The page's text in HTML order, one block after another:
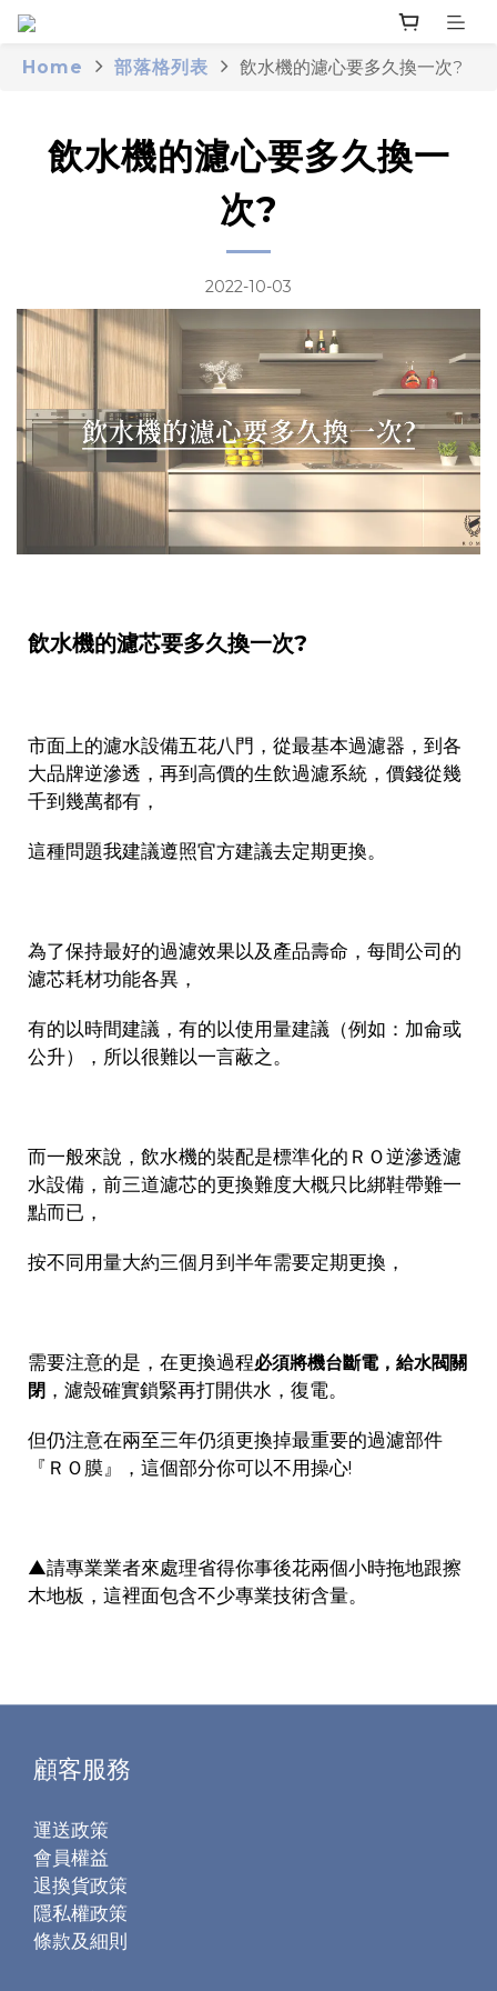
Home 部落格列表 飲水機的濾心要多久換一次?
飲水機的濾心要多久換一
次?
2022-10-03
飲水機的濾芯要多久換一次?
市面上的濾水設備五花八門，從最基本過濾器，到各
大品牌逆滲透，再到高價的生飲過濾系統，價錢從幾
千到幾萬都有，
這種問題我建議遵照官方建議去定期更換。
為了保持最好的過濾效果以及產品壽命，每間公司的
濾芯耗材功能各異，
有的以時間建議，有的以使用量建議（例如：加侖或
公升），所以很難以一言蔽之。
而一般來說，飲水機的裝配是標準化的ＲＯ逆滲透濾
水設備，前三道濾芯的更換難度大概只比綁鞋帶難一
點而已，
按不同用量大約三個月到半年需要定期更換，
需要注意的是，在更換過程必須將機台斷電，給水閥關
閉 ，濾殼確實鎖緊再打開供水，復電。
但仍注意在兩至三年仍須更換掉最重要的過濾部件
『ＲＯ膜』，這個部分你可以不用操心!
▲請專業業者來處理省得你事後花兩個小時拖地跟擦
木地板，這裡面包含不少專業技術含量。
顧客服務
運送政策
會員權益
退換貨政策
隱私權政策
條款及細則